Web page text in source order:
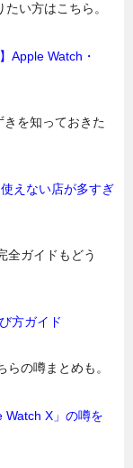
い方はこちら。
Apple Watch・
を知っておきた
えない店が多すぎ
全ガイドもどう
方ガイド
の噂まとめも。
Watch X」の噂を